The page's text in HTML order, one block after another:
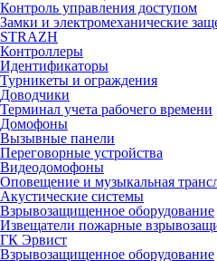
Контроль управления доступом
Замки и электромеханические
STRAZH
Контроллеры
Идентификаторы
Турникеты и ограждения
Доводчики
Терминал учета рабочего времени
Домофоны
Вызывные панели
Переговорные устройства
Видеодомофоны
Оповещение и музыкальная
Акустические системы
Взрывозащищенное оборудование
Извещатели пожарные
ГК Эрвист
Взрывозащищенное оборудование